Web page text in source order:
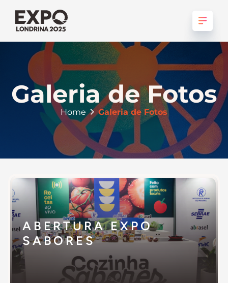
Galeria de Fotos
Home Galeria de Fotos
ABERTURA EXPO
SABORES